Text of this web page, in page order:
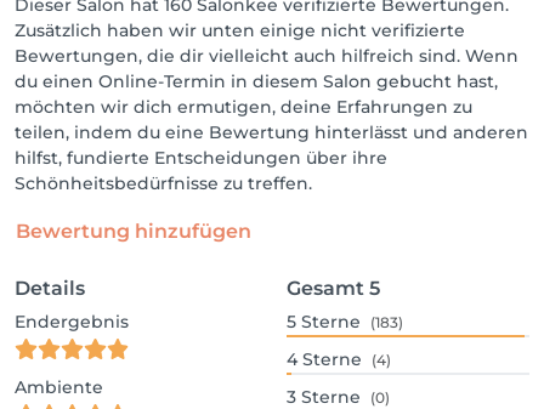
Dieser Salon hat 160 Salonkee verifizierte Bewertungen.
Zusätzlich haben wir unten einige nicht verifizierte
Bewertungen, die dir vielleicht auch hilfreich sind. Wenn
du einen Online-Termin in diesem Salon gebucht hast,
möchten wir dich ermutigen, deine Erfahrungen zu
teilen, indem du eine Bewertung hinterlässt und anderen
hilfst, fundierte Entscheidungen über ihre
Schönheitsbedürfnisse zu treffen.
Bewertung hinzufügen
Details
Endergebnis
Ambiente
Gesamt 5
5 Sterne (183)
4 Sterne (4)
3 Sterne (0)